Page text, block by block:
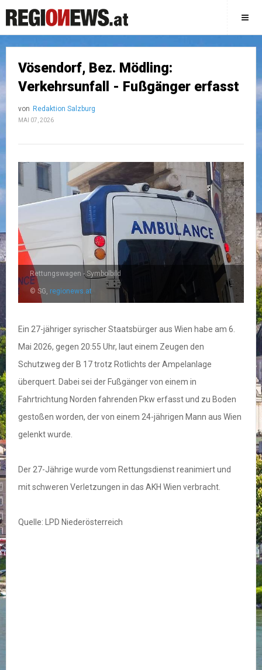
Vösendorf, Bez. Mödling:
Verkehrsunfall - Fußgänger erfasst
von Redaktion Salzburg
MAI 07, 2026
Rettungswagen - Symbolbild
© SG, regionews.at
Ein 27-jähriger syrischer Staatsbürger aus Wien habe am 6.
Mai 2026, gegen 20:55 Uhr, laut einem Zeugen den
Schutzweg der B 17 trotz Rotlichts der Ampelanlage
überquert. Dabei sei der Fußgänger von einem in
Fahrtrichtung Norden fahrenden Pkw erfasst und zu Boden
gestoßen worden, der von einem 24-jährigen Mann aus Wien
gelenkt wurde.
Der 27-Jährige wurde vom Rettungsdienst reanimiert und
mit schweren Verletzungen in das AKH Wien verbracht.
Quelle: LPD Niederösterreich